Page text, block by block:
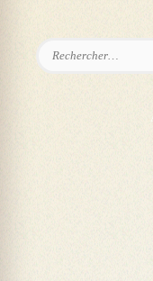
Rechercher :